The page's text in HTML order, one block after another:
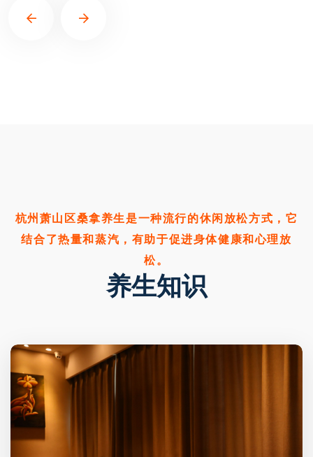
杭州萧山区桑拿养生是一种流行的休闲放松方式，它
结合了热量和蒸汽，有助于促进身体健康和心理放
松。
养生知识